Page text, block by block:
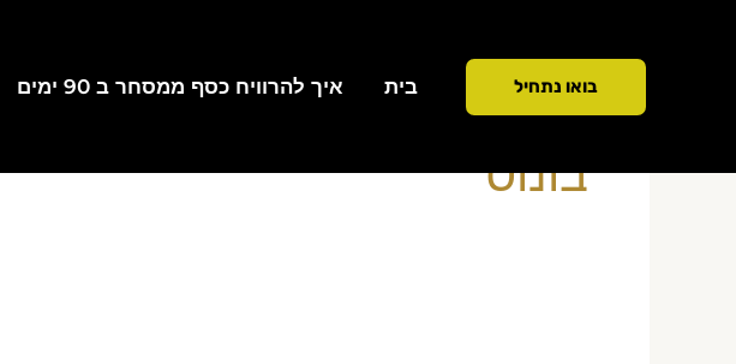
בואו נתחיל בית איך להרוויח כסף ממסחר ב 90 ימים
בונוס